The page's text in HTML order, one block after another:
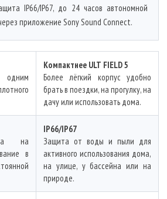
IP66/IP67, до 24 часов автономной
приложение Sony Sound Connect.
Компактнее ULT FIELD 5
Более лёгкий корпус удобно
брать в поездки, на прогулку, на
дачу или использовать дома.
на
в
IP66/IP67
Защита от воды и пыли для
активного использования дома,
на улице, у бассейна или на
природе.